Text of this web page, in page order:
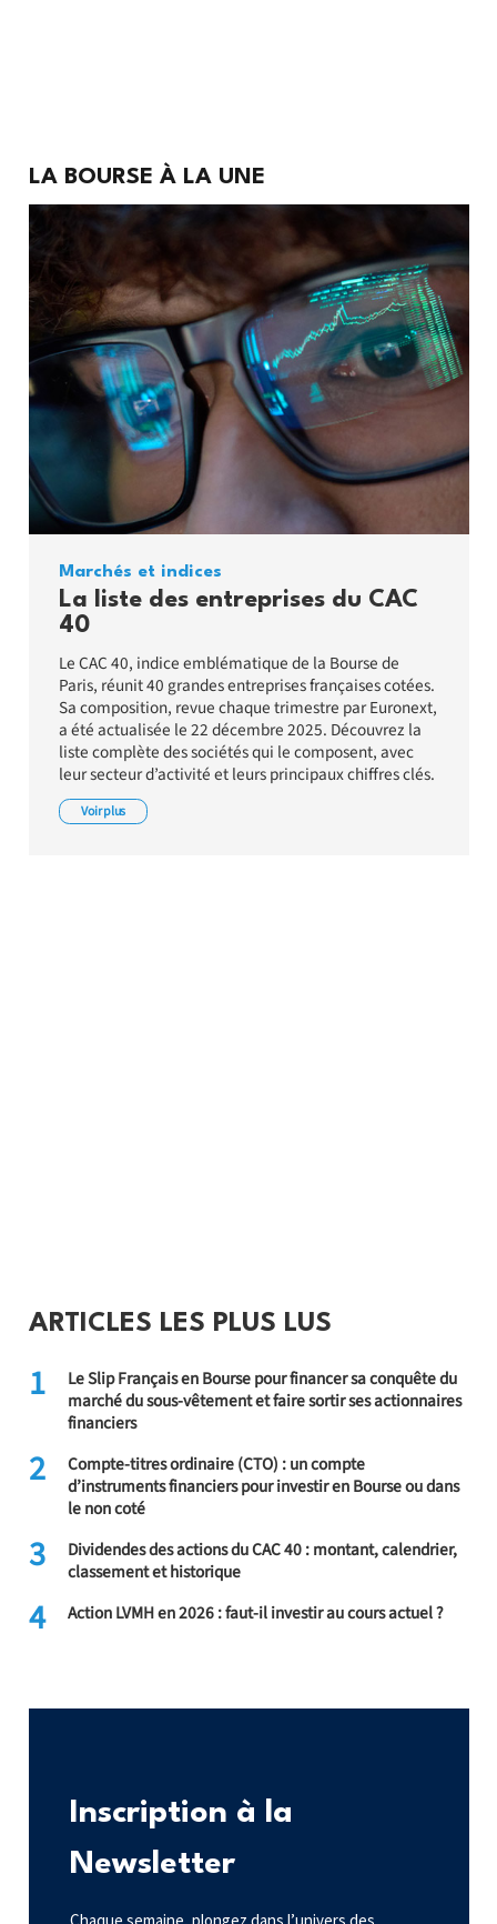
Bourse
LA BOURSE À LA UNE
Marchés et indices
La liste des entreprises du CAC
40
Le CAC 40, indice emblématique de la Bourse de
Paris, réunit 40 grandes entreprises françaises cotées.
Sa composition, revue chaque trimestre par Euronext,
a été actualisée le 22 décembre 2025. Découvrez la
liste complète des sociétés qui le composent, avec
leur secteur d’activité et leurs principaux chiffres clés.
Voir plus
ARTICLES LES PLUS LUS
1
Le Slip Français en Bourse pour financer sa conquête du
marché du sous-vêtement et faire sortir ses actionnaires
financiers
2
Compte-titres ordinaire (CTO) : un compte
d’instruments financiers pour investir en Bourse ou dans
le non coté
3
Dividendes des actions du CAC 40 : montant, calendrier,
classement et historique
4 Action LVMH en 2026 : faut-il investir au cours actuel ?
Inscription à la
Newsletter